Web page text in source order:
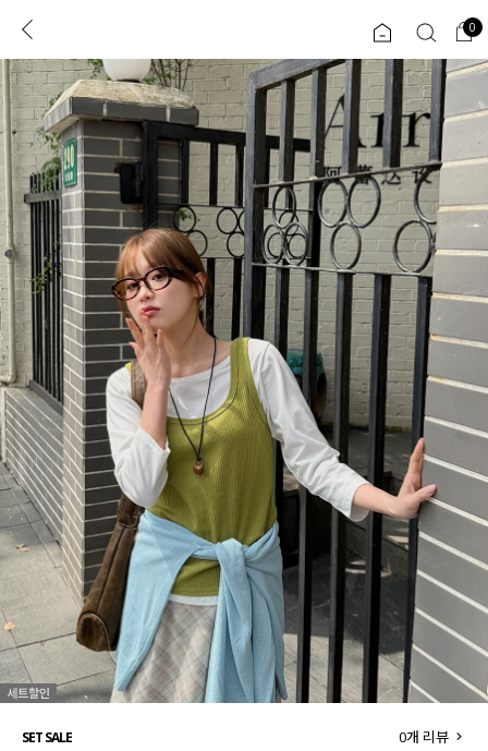
로그인 0
ENG
TW
JP
콘텐츠 리뷰 & 혜택 플러스핏 회원혜택
CATEGORY COMMUNITY
도착보장⚡
인플루언서 pick!
신상 5%
베스트
MADE
세트할인 ~30%
하객룩
살안타템
110사이즈
ALL
익스클루시브
아우터
티셔츠
니트
블라우스
원피스
팬츠
스커트
0
SET SALE 0개 리뷰